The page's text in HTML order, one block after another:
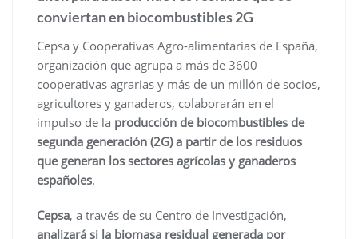
conviertan en biocombustibles 2G
Cepsa y Cooperativas Agro-alimentarias de España,
organización que agrupa a más de 3600
cooperativas agrarias y más de un millón de socios,
agricultores y ganaderos, colaborarán en el
impulso de la producción de biocombustibles de
segunda generación (2G) a partir de los residuos
que generan los sectores agrícolas y ganaderos
españoles.
Cepsa, a través de su Centro de Investigación,
analizará si la biomasa residual generada por